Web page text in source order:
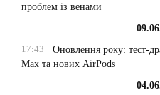
проблем із венами
17:43
Оновлення року: тест-
Max та нових AirPods